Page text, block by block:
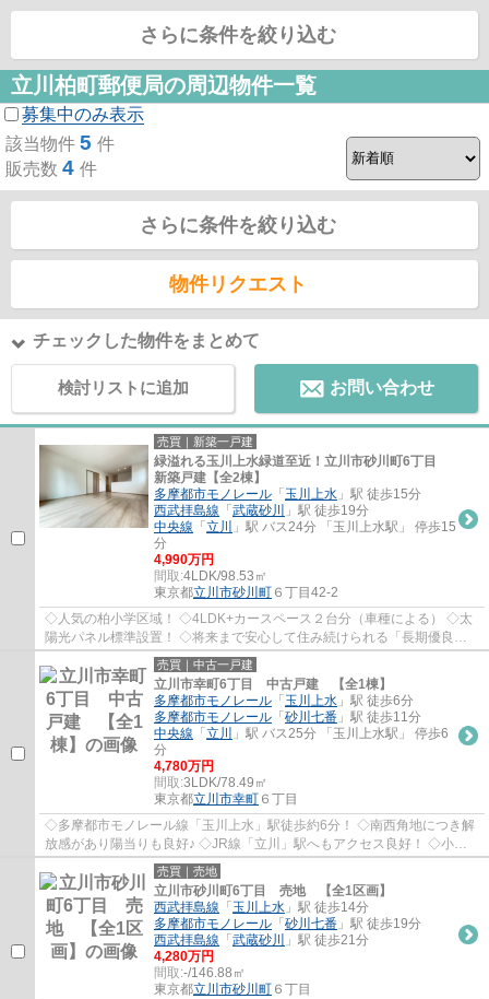
立川柏町郵便局の周辺物件一覧
募集中のみ表示
該当物件 5 件
販売数 4 件
さらに条件を絞り込む
物件リクエスト
チェックした物件をまとめて
検討リストに追加 お問い合わせ
売買｜新築一戸建
緑溢れる玉川上水緑道至近！立川市砂川町6丁目
新築戸建【全2棟】
多摩都市モノレール 「 玉川上水 」駅 徒歩15分
西武拝島線 「 武蔵砂川
」駅 徒歩19分
中央線 「 立川
」駅 バス24分 「玉川上水駅」 停歩15
分
4,990万円
間取:4LDK/98.53㎡
東京都立川市砂川町 ６丁目42-2
◇人気の柏小学区域！ ◇4LDK+カースペース２台分（車種による） ◇太
陽光パネル標準設置！ ◇将来まで安心して住み続けられる「長期優良住
宅」仕様 ◇前面道路幅6.0mで駐車が苦手な方でも...
売買｜中古一戸建
立川市幸町6丁目 中古戸建 【全1棟】
多摩都市モノレール 「 玉川上水 」駅 徒歩6分
多摩都市モノレール 「 砂川七番 」駅 徒歩11分
中央線 「 立川
」駅 バス25分 「玉川上水駅」 停歩6
分
4,780万円
間取:3LDK/78.49㎡
東京都立川市幸町 ６丁目
◇多摩都市モノレール線「玉川上水」駅徒歩約6分！ ◇南西角地につき解
放感があり陽当りも良好♪ ◇JR線「立川」駅へもアクセス良好！ ◇小学
校徒歩約4分、保育園徒歩約5分！ ◇約15.48帖の...
売買｜売地
立川市砂川町6丁目 売地 【全1区画】
西武拝島線 「 玉川上水 」駅 徒歩14分
多摩都市モノレール 「 砂川七番 」駅 徒歩19分
西武拝島線 「 武蔵砂川
」駅 徒歩21分
4,280万円
間取:-/146.88㎡
東京都立川市砂川町 ６丁目
さらに条件を絞り込む